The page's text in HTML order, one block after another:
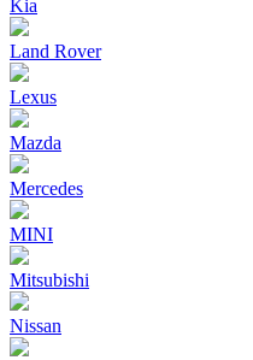
Kia
Land Rover
Lexus
Mazda
Mercedes
MINI
Mitsubishi
Nissan